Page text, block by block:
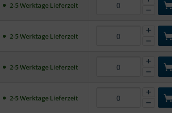
2-5 Werktage Lieferzeit
2-5 Werktage Lieferzeit
2-5 Werktage Lieferzeit
2-5 Werktage Lieferzeit